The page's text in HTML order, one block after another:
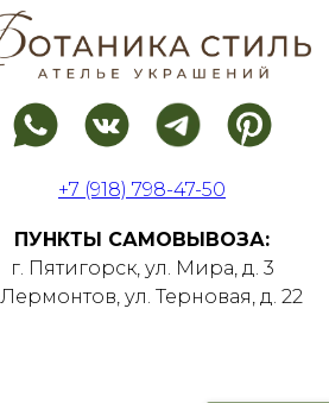
+7 (918) 798-47-50
ПУНКТЫ САМОВЫВОЗА:
г. Пятигорск, ул. Мира, д. 3
Лермонтов, ул. Терновая, д. 22